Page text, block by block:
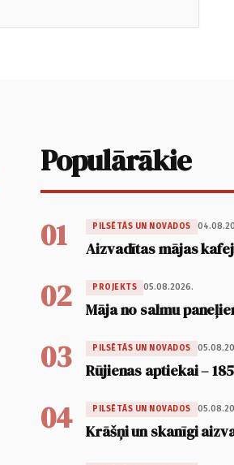
Populārākie
01 PILSĒTĀS UN NOVADOS
Aizvadītas mājas
02 PROJEKTS 05.08.2026.
Māja no salmu
03 PILSĒTĀS UN NOVADOS
Rūjienas aptiekai – 185
04 PILSĒTĀS UN NOVADOS
Krāšņi un skanīgi